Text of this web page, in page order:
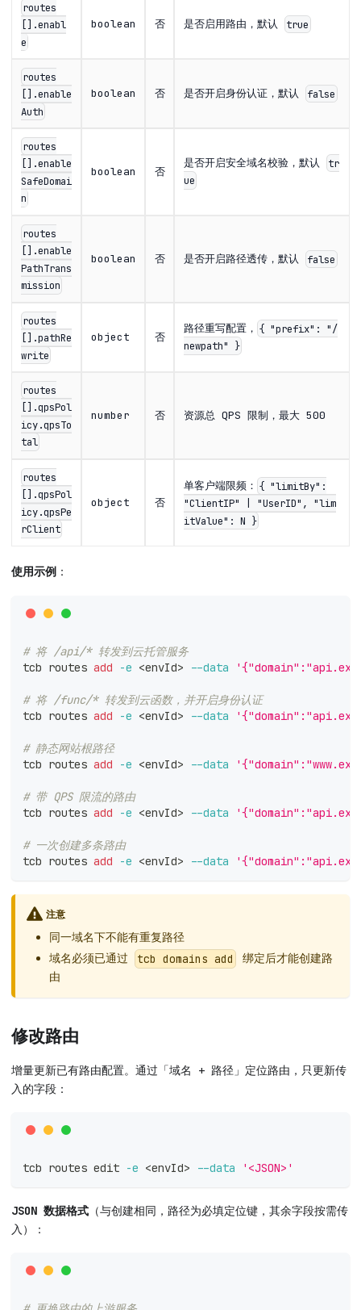
routes
[].enabl
e
boolean 否 是否启用路由，默认 true
routes
[].enable
Auth
boolean 否 是否开启身份认证，默认 false
routes
[].enable
SafeDomai
n
boolean 否
是否开启安全域名校验，默认
tr
ue
routes
[].enable
PathTrans
mission
boolean 否 是否开启路径透传，默认 false
routes
[].pathRe
write
object 否
路径重写配置， { "prefix": "/
newpath" }
routes
[].qpsPol
icy.qpsTo
tal
number 否 资源总 QPS 限制，最大 500
routes
[].qpsPol
icy.qpsPe
rClient
object 否
单客户端限频： { "limitBy":
"ClientIP" | "UserID", "lim
itValue": N }
使用示例 ：
# 将 /api/* 转发到云托管服务
tcb routes add -e <envId> --data
# 将 /func/* 转发到云函数，并开启身份认证
tcb routes add -e <envId> --data
# 静态网站根路径
tcb routes add -e <envId> --data
# 带 QPS 限流的路由
tcb routes add -e <envId> --data
# 一次创建多条路由
tcb routes add -e <envId> --data
注意
同一域名下不能有重复路径
域名必须已通过
tcb domains add
绑定后才能创建路
由
修改路由
增量更新已有路由配置。通过「域名 + 路径」定位路由，只更新传
入的字段：
tcb routes edit -e <envId> --data '<JSON>'
JSON 数据格式 （与创建相同，路径为必填定位键，其余字段按需传
入）：